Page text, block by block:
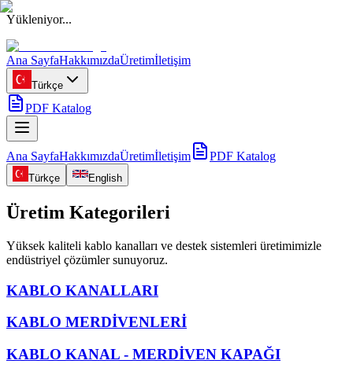
Yükleniyor...
Ana SayfaHakkımızdaÜretimİletişim
Türkçe
PDF Katalog
Ana SayfaHakkımızdaÜretimİletişim PDF Katalog
Türkçe English
Üretim Kategorileri
Yüksek kaliteli kablo kanalları ve destek sistemleri üretimimizle
endüstriyel çözümler sunuyoruz.
KABLO KANALLARI
KABLO MERDİVENLERİ
KABLO KANAL - MERDİVEN KAPAĞI